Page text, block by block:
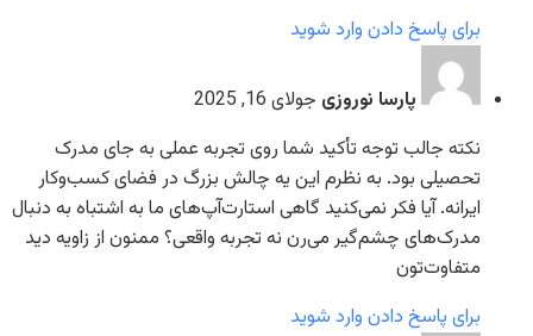
برای پاسخ دادن وارد شوید
پارسا نوروزی جولای 16, 2025
نکته جالب توجه تأکید شما روی تجربه عملی به جای مدرک
تحصیلی بود. به نظرم این یه چالش بزرگ در فضای کسب‌وکار
ایرانه. آیا فکر نمی‌کنید گاهی استارت‌آپ‌های ما به اشتباه به دنبال
مدرک‌های چشم‌گیر می‌رن نه تجربه واقعی؟ ممنون از زاویه دید
متفاوت‌تون
برای پاسخ دادن وارد شوید